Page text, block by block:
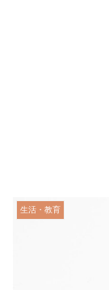
生活・教育